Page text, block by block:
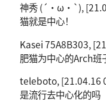
神秀 (´・ω・`),
猫就是中心！
Kasei 75A8B303,
肥猫为中心的Arch班
teleboto, [21.04.16
是流行去中心化的吗